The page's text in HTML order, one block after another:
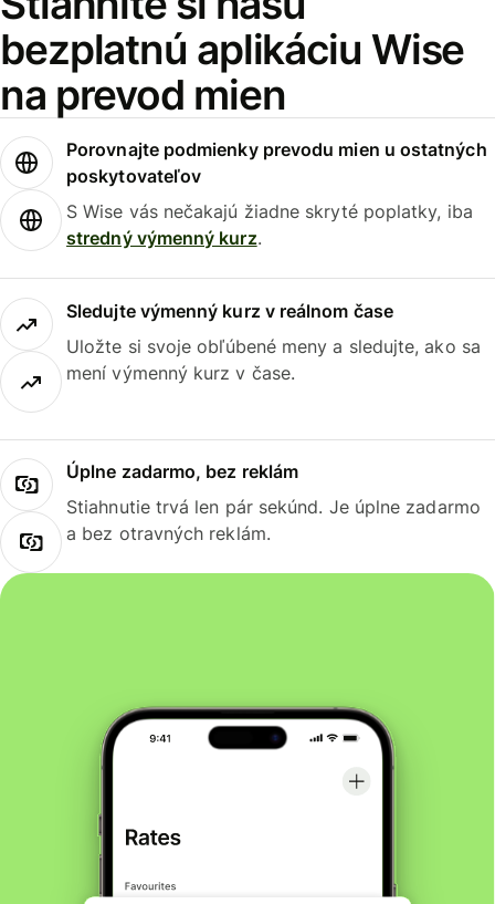
bezplatnú aplikáciu Wise
na prevod mien
Porovnajte podmienky prevodu mien u ostatných
poskytovateľov
S Wise vás nečakajú žiadne skryté poplatky, iba
stredný výmenný kurz.
Sledujte výmenný kurz v reálnom čase
Uložte si svoje obľúbené meny a sledujte, ako sa
mení výmenný kurz v čase.
Úplne zadarmo, bez reklám
Stiahnutie trvá len pár sekúnd. Je úplne zadarmo
a bez otravných reklám.